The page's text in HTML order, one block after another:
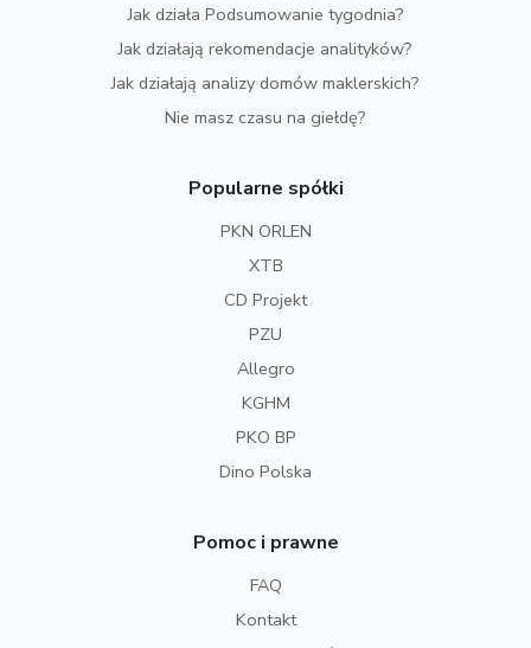
Jak działa Podsumowanie tygodnia?
Jak działają rekomendacje analityków?
Jak działają analizy domów maklerskich?
Nie masz czasu na giełdę?
Popularne spółki
PKN ORLEN
XTB
CD Projekt
PZU
Allegro
KGHM
PKO BP
Dino Polska
Pomoc i prawne
FAQ
Kontakt